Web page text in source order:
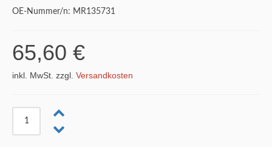
OE-Nummer/n: MR135731
65,60 €
inkl. MwSt. zzgl. Versandkosten